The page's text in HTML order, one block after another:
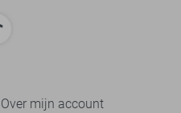
Over mijn account